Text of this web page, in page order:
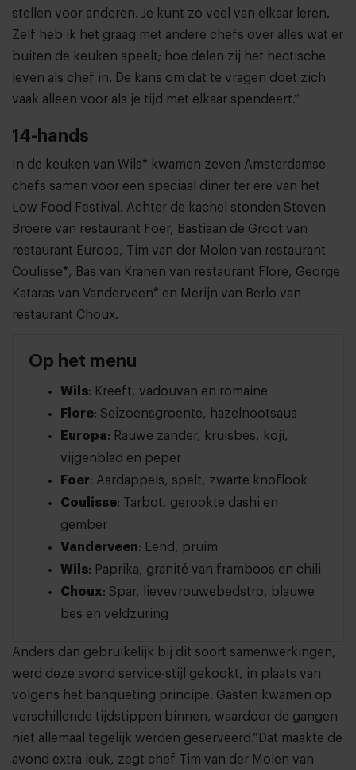
stellen voor anderen. Je kunt zo veel van elkaar leren.
Zelf heb ik het graag met andere chefs over alles wat er
buiten de keuken speelt; hoe delen zij het hectische
leven als chef in. De kans om dat te vragen doet zich
vaak alleen voor als je tijd met elkaar spendeert.”
14-hands
In de keuken van Wils* kwamen zeven Amsterdamse
chefs samen voor een speciaal diner ter ere van het
Low Food Festival. Achter de kachel stonden Steven
Broere van restaurant Foer, Bastiaan de Groot van
restaurant Europa, Tim van der Molen van restaurant
Coulisse*, Bas van Kranen van restaurant Flore, George
Kataras van Vanderveen* en Merijn van Berlo van
restaurant Choux.
Op het menu
Wils: Kreeft, vadouvan en romaine
Flore: Seizoensgroente, hazelnootsaus
Europa: Rauwe zander, kruisbes, koji,
vijgenblad en peper
Foer: Aardappels, spelt, zwarte knoflook
Coulisse: Tarbot, gerookte dashi en
gember
Vanderveen: Eend, pruim
Wils: Paprika, granité van framboos en chili
Choux: Spar, lievevrouwebedstro, blauwe
bes en veldzuring
Anders dan gebruikelijk bij dit soort samenwerkingen,
werd deze avond service-stijl gekookt, in plaats van
volgens het banqueting principe. Gasten kwamen op
verschillende tijdstippen binnen, waardoor de gangen
niet allemaal tegelijk werden geserveerd.”Dat maakte de
avond extra leuk, zegt chef Tim van der Molen van